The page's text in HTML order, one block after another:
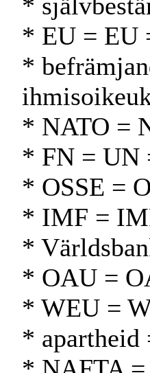
*
* EU = EU
*
* NATO =
* FN = UN
* OSSE =
* IMF =
*
* OAU =
* WEU =
* apartheid